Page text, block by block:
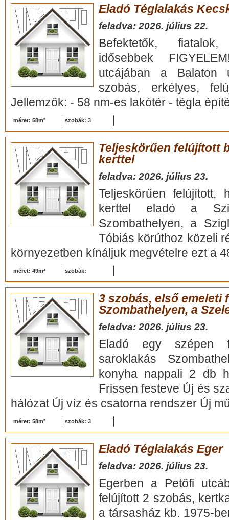
Eladó Téglalakás
feladva: 2026. július 22.
Befektetők,
idősebbek
utcájában a Balaton
szobás, erkélyes,
Jellemzők: - 58 nm-es lakótér - tégla
méret: 58m² szobák: 3
Teljeskörűen felújított
kerttel
feladva: 2026. július 23.
Teljeskörűen felújított,
kerttel eladó a
Szombathelyen, a
Tóbiás körúthoz közeli
környezetben kínáljuk megvételre ezt a
méret: 49m² szobák:
3 szobás, első emeleti
Szombathelyen, a
feladva: 2026. július 23.
Eladó egy szépen
saroklakás
konyha nappali 2 db
Frissen festeve Új és
hálózat Új víz és csatorna rendszer Új
méret: 58m² szobák: 3
Eladó Téglalakás Eger
feladva: 2026. július 23.
Egerben a Petőfi
felújított 2 szobás,
a társasház kb. 1975-